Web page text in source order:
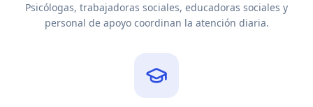
Psicólogas, trabajadoras sociales, educadoras sociales y
personal de apoyo coordinan la atención diaria.